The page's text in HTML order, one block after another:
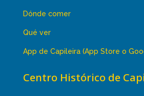
Dónde comer
Qué ver
App de Capileira (App Store o
Centro Histórico de